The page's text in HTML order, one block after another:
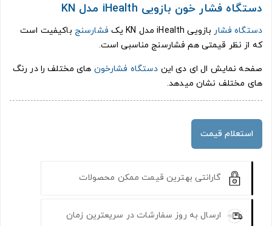
دستگاه فشار خون بازویی iHealth مدل KN
دستگاه فشار بازویی iHealth مدل KN یک فشارسنج باکیفیت است
که از نظر قیمتی هم فشارسنج مناسبی است.
صفحه نمایش ال ای دی این دستگاه فشارخون های مختلف را در رنگ
های مختلف نشان میدهد.
استعلام قیمت
گارانتی بهترین قیمت ممکن محصولات
ارسال به روز سفارشات در سریعترین زمان